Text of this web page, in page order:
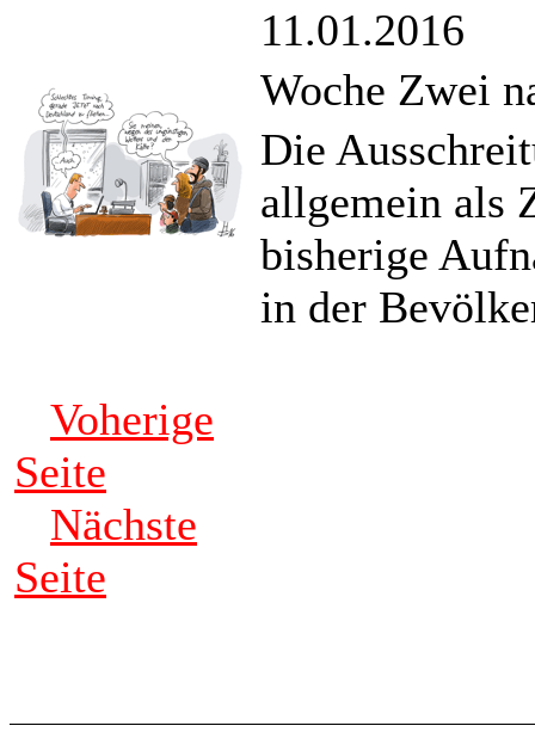
11.01.2016
Woche Zwei
Die
allgemein als
bisherige
in der
Voherige
Seite
Nächste
Seite